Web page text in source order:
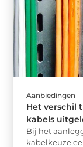
Aanbiedingen
Het verschil
kabels
Bij het
kabelkeuze